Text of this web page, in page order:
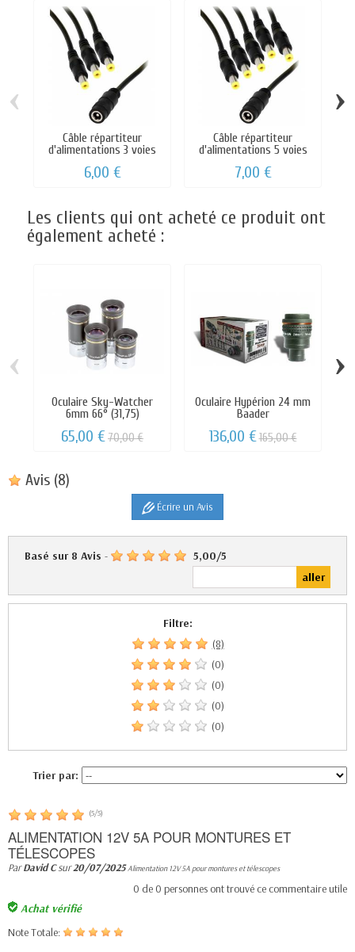
Câble répartiteur
d'alimentations 3 voies
6,00 €
Câble répartiteur
d'alimentations 5 voies
7,00 €
‹ ›
Les clients qui ont acheté ce produit ont
également acheté :
Oculaire Sky-Watcher
6mm 66° (31,75)
65,00 €70,00 €
Oculaire Hypérion 24 mm
Baader
136,00 €165,00 €
‹ ›
Avis (8)
Écrire un Avis
Basé sur 8 Avis - 5,00/5
Filtre:
(8)
(0)
(0)
(0)
(0)
Trier par:
(5/5)
ALIMENTATION 12V 5A POUR MONTURES ET
TÉLESCOPES
ParDavid Csur20/07/2025 Alimentation 12V 5A pour montures et télescopes
0 de 0 personnes ont trouvé ce commentaire utile
Achat vérifié
Note Totale: